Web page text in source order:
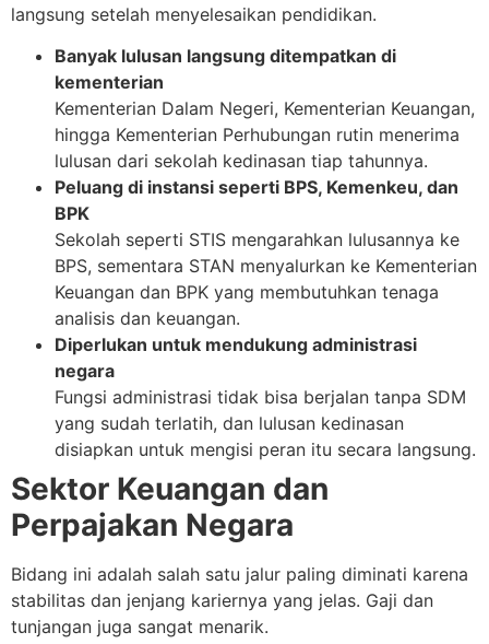
langsung setelah menyelesaikan pendidikan.
Banyak lulusan langsung ditempatkan di
kementerian
Kementerian Dalam Negeri, Kementerian Keuangan,
hingga Kementerian Perhubungan rutin menerima
lulusan dari sekolah kedinasan tiap tahunnya.
Peluang di instansi seperti BPS, Kemenkeu, dan
BPK
Sekolah seperti STIS mengarahkan lulusannya ke
BPS, sementara STAN menyalurkan ke Kementerian
Keuangan dan BPK yang membutuhkan tenaga
analisis dan keuangan.
Diperlukan untuk mendukung administrasi
negara
Fungsi administrasi tidak bisa berjalan tanpa SDM
yang sudah terlatih, dan lulusan kedinasan
disiapkan untuk mengisi peran itu secara langsung.
Sektor Keuangan dan
Perpajakan Negara
Bidang ini adalah salah satu jalur paling diminati karena
stabilitas dan jenjang kariernya yang jelas. Gaji dan
tunjangan juga sangat menarik.